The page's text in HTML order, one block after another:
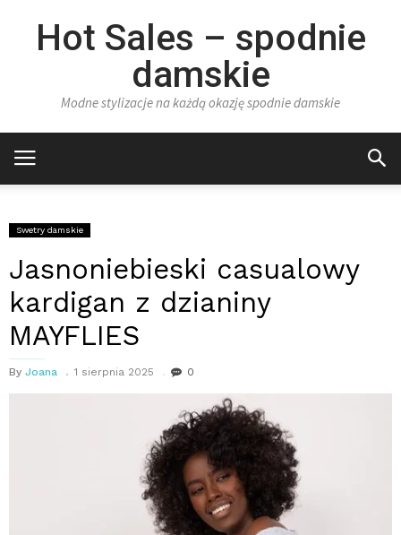
Hot Sales – spodnie
damskie
Modne stylizacje na każdą okazję spodnie damskie
Swetry damskie
Jasnoniebieski casualowy
kardigan z dzianiny
MAYFLIES
By Joana 1 sierpnia 2025 0